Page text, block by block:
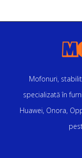
Mofonuri,
specializată în
Huawei, Onora,